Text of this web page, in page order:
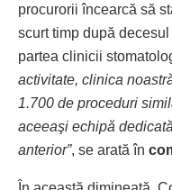
procurorii încearcă să
scurt timp după
partea clinicii
activitate, clinica
1.700 de proceduri
aceeaşi echipă
anterior”, se arată în